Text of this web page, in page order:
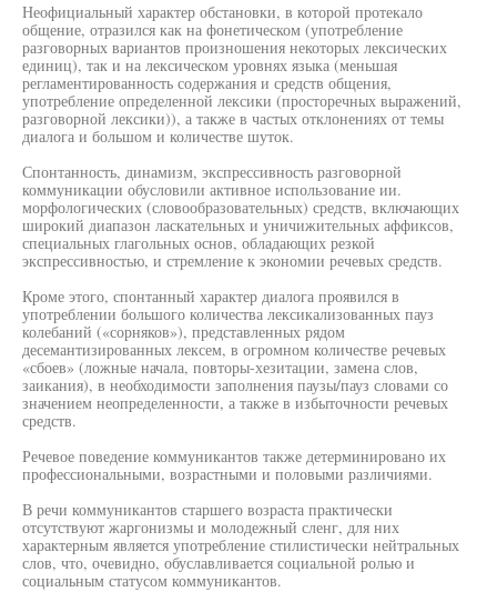
Неофициальный характер обстановки, в которой протекало
общение, отразился как на фонетическом (употребление
разговорных вариантов произношения некоторых лексических
единиц), так и на лексическом уровнях языка (меньшая
регламентированность содержания и средств общения,
употребление определенной лексики (просторечных выражений,
разговорной лексики)), а также в частых отклонениях от темы
диалога и большом и количестве шуток.
Спонтанность, динамизм, экспрессивность разговорной
коммуникации обусловили активное использование ии.
морфологических (словообразовательных) средств, включающих
широкий диапазон ласкательных и уничижительных аффиксов,
специальных глагольных основ, обладающих резкой
экспрессивностью, и стремление к экономии речевых средств.
Кроме этого, спонтанный характер диалога проявился в
употреблении большого количества лексикализованных пауз
колебаний («сорняков»), представленных рядом
десемантизированных лексем, в огромном количестве речевых
«сбоев» (ложные начала, повторы-хезитации, замена слов,
заикания), в необходимости заполнения паузы/пауз словами со
значением неопределенности, а также в избыточности речевых
средств.
Речевое поведение коммуникантов также детерминировано их
профессиональными, возрастными и половыми различиями.
В речи коммуникантов старшего возраста практически
отсутствуют жаргонизмы и молодежный сленг, для них
характерным является употребление стилистически нейтральных
слов, что, очевидно, обуславливается социальной ролью и
социальным статусом коммуникантов.